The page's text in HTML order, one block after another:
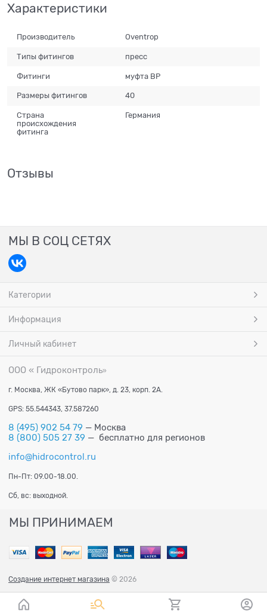
Характеристики
Производитель Oventrop
Типы фитингов пресс
Фитинги муфта ВР
Размеры фитингов 40
Страна
происхождения
фитинга
Германия
Отзывы
МЫ В СОЦ СЕТЯХ
Категории
Информация
Личный кабинет
ООО « Гидроконтроль»
г. Москва, ЖК «Бутово парк», д. 23, корп. 2А.
GPS: 55.544343, 37.587260
8 (495) 902 54 79 — Москва
8 (800) 505 27 39 — бесплатно для регионов
info@hidrocontrol.ru
Пн-Пт: 09.00-18.00.
Сб, вс: выходной.
МЫ ПРИНИМАЕМ
Создание интернет магазина © 2026